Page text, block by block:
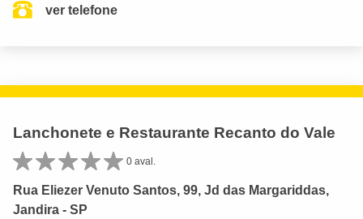
ver telefone
Lanchonete e Restaurante Recanto do Vale
0 aval.
Rua Eliezer Venuto Santos, 99, Jd das Margariddas,
Jandira - SP